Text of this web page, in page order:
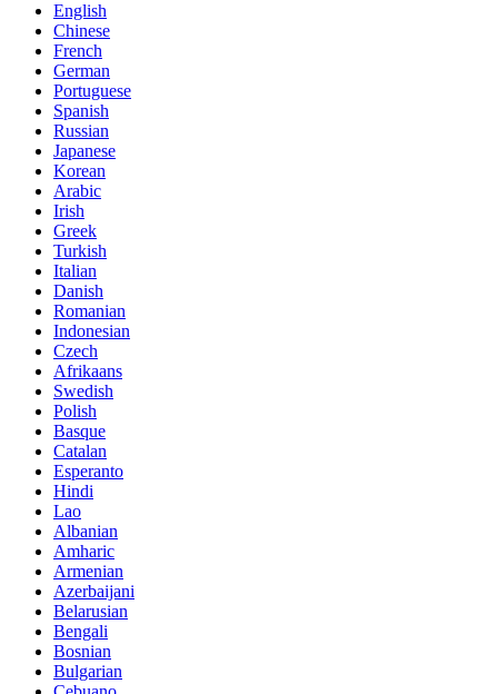
English
Chinese
French
German
Portuguese
Spanish
Russian
Japanese
Korean
Arabic
Irish
Greek
Turkish
Italian
Danish
Romanian
Indonesian
Czech
Afrikaans
Swedish
Polish
Basque
Catalan
Esperanto
Hindi
Lao
Albanian
Amharic
Armenian
Azerbaijani
Belarusian
Bengali
Bosnian
Bulgarian